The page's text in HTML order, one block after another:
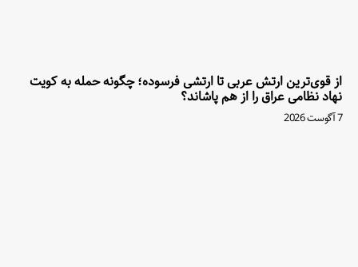
از قوی‌ترین ارتش عربی تا ارتشی فرسوده؛ چگونه حمله به کویت
نهاد نظامی عراق را از هم پاشاند؟
7 آگوست 2026